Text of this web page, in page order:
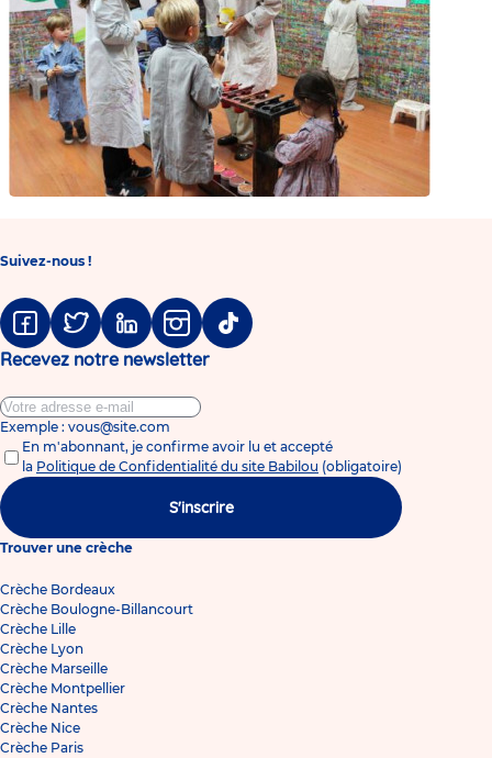
Suivez-nous !
FacebookTwitter LinkedinInstagramTiktok
Recevez notre newsletter
Exemple : vous@site.com
En m'abonnant, je confirme avoir lu et accepté
la Politique de Confidentialité du site Babilou (obligatoire)
S'inscrire
Trouver une crèche
Crèche Bordeaux
Crèche Boulogne-Billancourt
Crèche Lille
Crèche Lyon
Crèche Marseille
Crèche Montpellier
Crèche Nantes
Crèche Nice
Crèche Paris